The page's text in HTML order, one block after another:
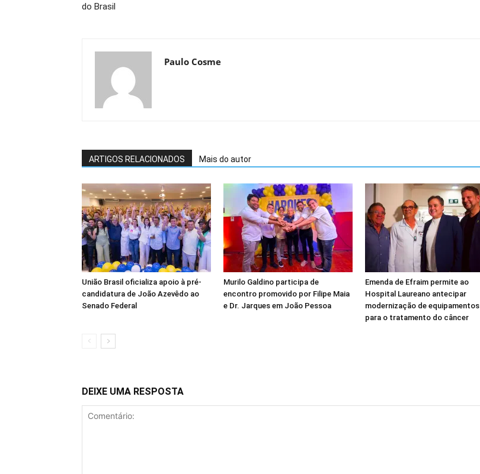
do Brasil
Paulo Cosme
ARTIGOS RELACIONADOS Mais do autor
União Brasil oficializa apoio à pré-
candidatura de João Azevêdo ao
Senado Federal
Murilo Galdino participa de
encontro promovido por Filipe Maia
e Dr. Jarques em João Pessoa
Emenda de Efraim permite ao
Hospital Laureano antecipar
modernização de equipamentos
para o tratamento do câncer
DEIXE UMA RESPOSTA